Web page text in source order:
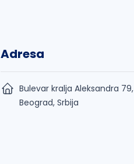
Adresa
Bulevar kralja Aleksandra 79,
Beograd, Srbija